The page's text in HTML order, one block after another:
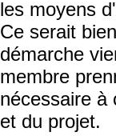
les moyens
Ce serait
démarche
membre
nécessaire à
et du projet.